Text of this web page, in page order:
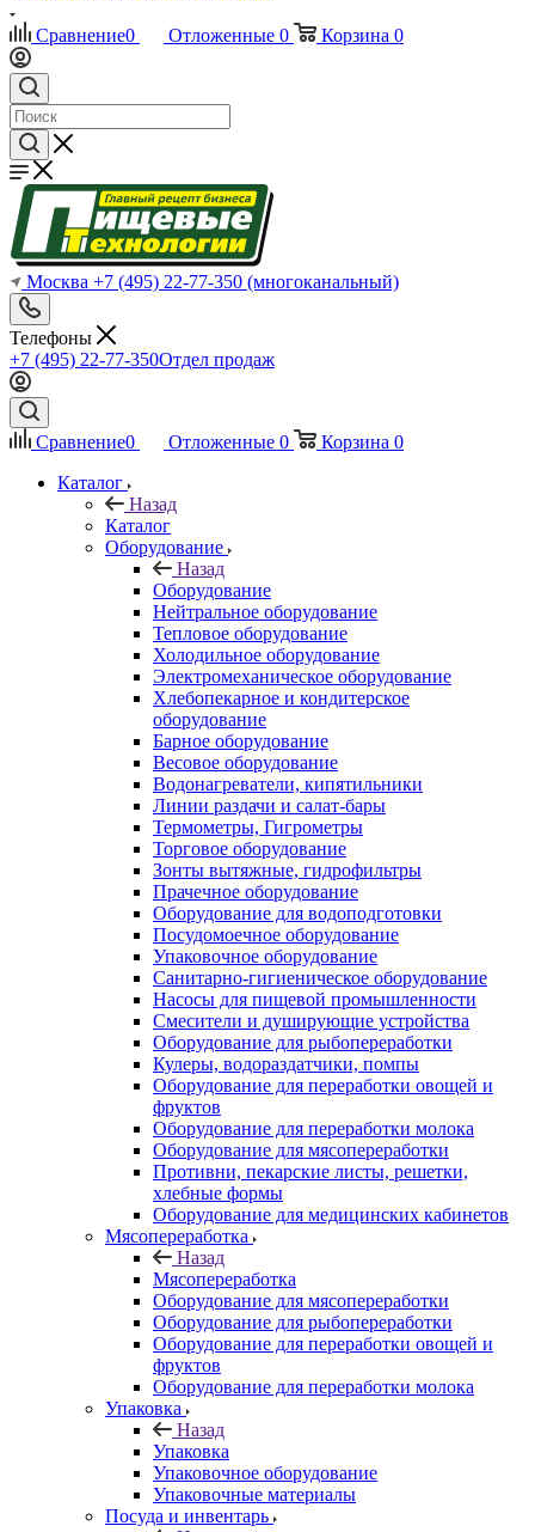
Сравнение0 Отложенные 0 Корзина 0
Москва +7 (495) 22-77-350 (многоканальный)
Телефоны
+7 (495) 22-77-350Отдел продаж
Сравнение0 Отложенные 0 Корзина 0
Каталог
Назад
Каталог
Оборудование
Назад
Оборудование
Нейтральное оборудование
Тепловое оборудование
Холодильное оборудование
Электромеханическое оборудование
Хлебопекарное и кондитерское
оборудование
Барное оборудование
Весовое оборудование
Водонагреватели, кипятильники
Линии раздачи и салат-бары
Термометры, Гигрометры
Торговое оборудование
Зонты вытяжные, гидрофильтры
Прачечное оборудование
Оборудование для водоподготовки
Посудомоечное оборудование
Упаковочное оборудование
Санитарно-гигиеническое оборудование
Насосы для пищевой промышленности
Смесители и душирующие устройства
Оборудование для рыбопереработки
Кулеры, водораздатчики, помпы
Оборудование для переработки овощей и
фруктов
Оборудование для переработки молока
Оборудование для мясопереработки
Противни, пекарские листы, решетки,
хлебные формы
Оборудование для медицинских кабинетов
Мясопереработка
Назад
Мясопереработка
Оборудование для мясопереработки
Оборудование для рыбопереработки
Оборудование для переработки овощей и
фруктов
Оборудование для переработки молока
Упаковка
Назад
Упаковка
Упаковочное оборудование
Упаковочные материалы
Посуда и инвентарь